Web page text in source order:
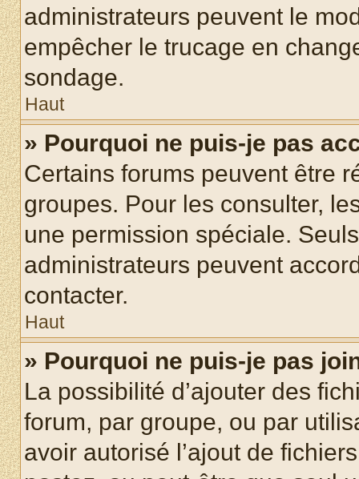
administrateurs peuvent le
empêcher le trucage en
sondage.
Haut
» Pourquoi ne puis-je pas
Certains forums peuvent être
groupes. Pour les consulter,
une permission spéciale.
administrateurs peuvent
contacter.
Haut
» Pourquoi ne puis-je pas
La possibilité d’ajouter des
forum, par groupe, ou par
avoir autorisé l’ajout de